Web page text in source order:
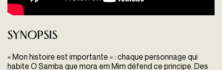
Synopsis
« Mon histoire est importante » : chaque personnage qui
habite O Samba que mora em Mim défend ce principe. Des